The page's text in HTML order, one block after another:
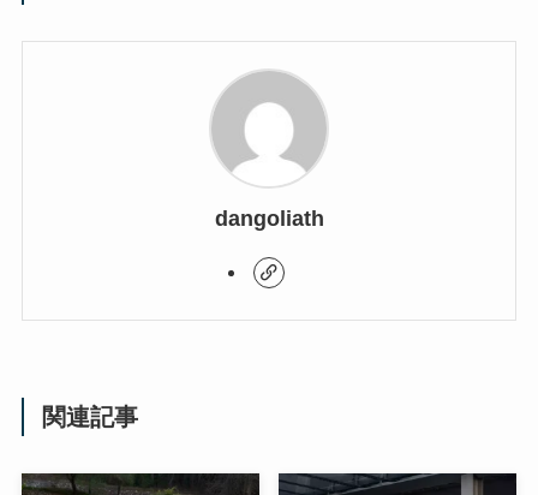
dangoliath
関連記事